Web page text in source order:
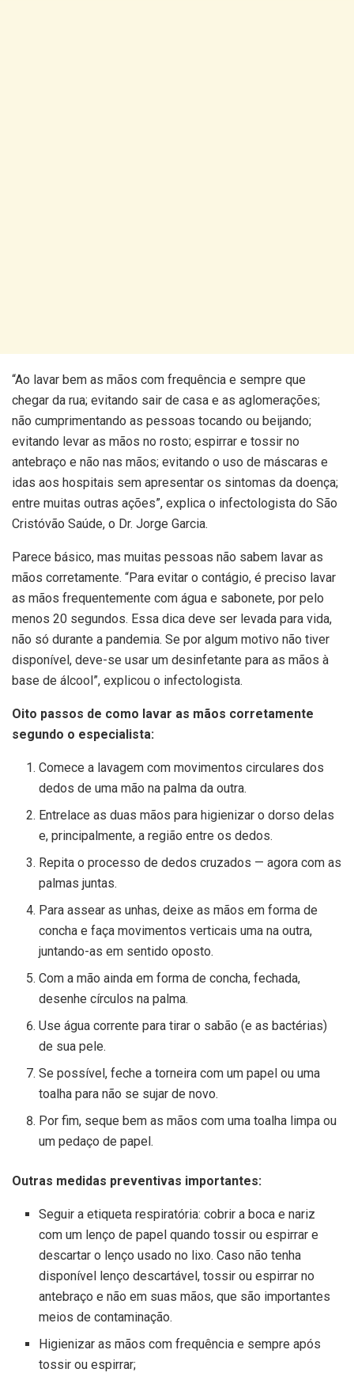
“Ao lavar bem as mãos com frequência e sempre que
chegar da rua; evitando sair de casa e as aglomerações;
não cumprimentando as pessoas tocando ou beijando;
evitando levar as mãos no rosto; espirrar e tossir no
antebraço e não nas mãos; evitando o uso de máscaras e
idas aos hospitais sem apresentar os sintomas da doença;
entre muitas outras ações”, explica o infectologista do São
Cristóvão Saúde, o Dr. Jorge Garcia.
Parece básico, mas muitas pessoas não sabem lavar as
mãos corretamente. “Para evitar o contágio, é preciso lavar
as mãos frequentemente com água e sabonete, por pelo
menos 20 segundos. Essa dica deve ser levada para vida,
não só durante a pandemia. Se por algum motivo não tiver
disponível, deve-se usar um desinfetante para as mãos à
base de álcool”, explicou o infectologista.
Oito passos de como lavar as mãos corretamente
segundo o especialista:
Comece a lavagem com movimentos circulares dos
dedos de uma mão na palma da outra.
Entrelace as duas mãos para higienizar o dorso delas
e, principalmente, a região entre os dedos.
Repita o processo de dedos cruzados — agora com as
palmas juntas.
Para assear as unhas, deixe as mãos em forma de
concha e faça movimentos verticais uma na outra,
juntando-as em sentido oposto.
Com a mão ainda em forma de concha, fechada,
desenhe círculos na palma.
Use água corrente para tirar o sabão (e as bactérias)
de sua pele.
Se possível, feche a torneira com um papel ou uma
toalha para não se sujar de novo.
Por fim, seque bem as mãos com uma toalha limpa ou
um pedaço de papel.
Outras medidas preventivas importantes:
Seguir a etiqueta respiratória: cobrir a boca e nariz
com um lenço de papel quando tossir ou espirrar e
descartar o lenço usado no lixo. Caso não tenha
disponível lenço descartável, tossir ou espirrar no
antebraço e não em suas mãos, que são importantes
meios de contaminação.
Higienizar as mãos com frequência e sempre após
tossir ou espirrar;